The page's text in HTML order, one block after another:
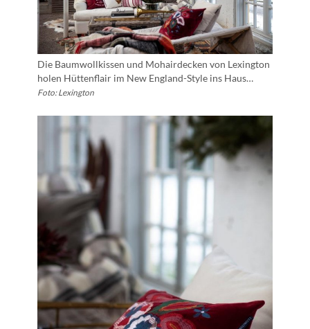
Die Baumwollkissen und Mohairdecken von Lexington
holen Hüttenflair im New England-Style ins Haus…
Foto: Lexington